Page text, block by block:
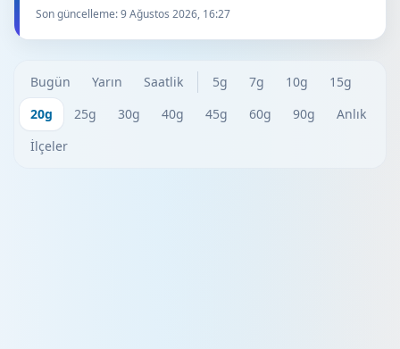
Son güncelleme:9 Ağustos 2026, 16:27
Bugün Yarın Saatlik 5g 7g 10g
15g
20g
25g 30g 40g 45g 60g 90g
Anlık
İlçeler